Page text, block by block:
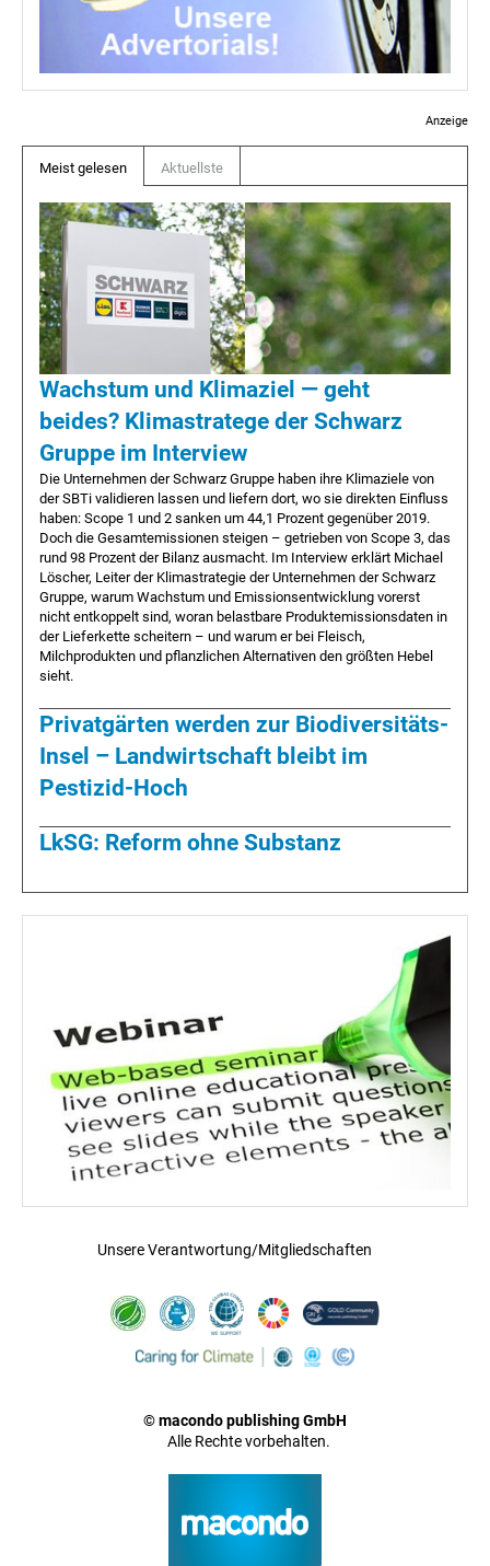
Anzeige
Meist gelesen Aktuellste
Wachstum und Klimaziel — geht
beides? Klimastratege der Schwarz
Gruppe im Interview
Die Unternehmen der Schwarz Gruppe haben ihre Klimaziele von
der SBTi validieren lassen und liefern dort, wo sie direkten Einfluss
haben: Scope 1 und 2 sanken um 44,1 Prozent gegenüber 2019.
Doch die Gesamtemissionen steigen – getrieben von Scope 3, das
rund 98 Prozent der Bilanz ausmacht. Im Interview erklärt Michael
Löscher, Leiter der Klimastrategie der Unternehmen der Schwarz
Gruppe, warum Wachstum und Emissionsentwicklung vorerst
nicht entkoppelt sind, woran belastbare Produktemissionsdaten in
der Lieferkette scheitern – und warum er bei Fleisch,
Milchprodukten und pflanzlichen Alternativen den größten Hebel
sieht.
Privatgärten werden zur Biodiversitäts-
Insel – Landwirtschaft bleibt im
Pestizid-Hoch
LkSG: Reform ohne Substanz
Unsere Verantwortung/Mitgliedschaften
© macondo publishing GmbH
Alle Rechte vorbehalten.